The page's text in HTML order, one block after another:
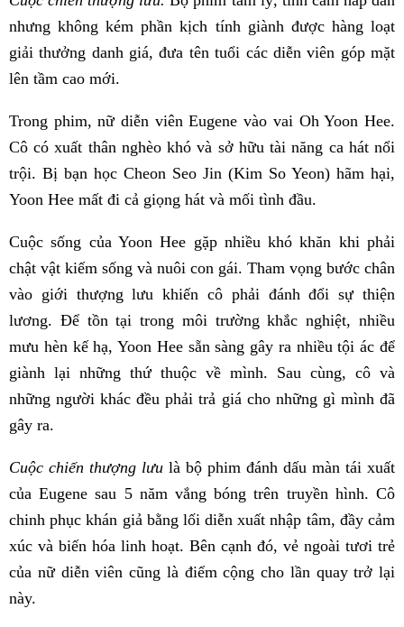
nhưng không kém phần kịch tính giành được hàng loạt
giải thưởng danh giá, đưa tên tuổi các diễn viên góp mặt
lên tầm cao mới.
Trong phim, nữ diễn viên Eugene vào vai Oh Yoon Hee.
Cô có xuất thân nghèo khó và sở hữu tài năng ca hát nổi
trội. Bị bạn học Cheon Seo Jin (Kim So Yeon) hãm hại,
Yoon Hee mất đi cả giọng hát và mối tình đầu.
Cuộc sống của Yoon Hee gặp nhiều khó khăn khi phải
chật vật kiếm sống và nuôi con gái. Tham vọng bước chân
vào giới thượng lưu khiến cô phải đánh đổi sự thiện
lương. Để tồn tại trong môi trường khắc nghiệt, nhiều
mưu hèn kế hạ, Yoon Hee sẵn sàng gây ra nhiều tội ác để
giành lại những thứ thuộc về mình. Sau cùng, cô và
những người khác đều phải trả giá cho những gì mình đã
gây ra.
Cuộc chiến thượng lưu là bộ phim đánh dấu màn tái xuất
của Eugene sau 5 năm vắng bóng trên truyền hình. Cô
chinh phục khán giả bằng lối diễn xuất nhập tâm, đầy cảm
xúc và biến hóa linh hoạt. Bên cạnh đó, vẻ ngoài tươi trẻ
của nữ diễn viên cũng là điểm cộng cho lần quay trở lại
này.